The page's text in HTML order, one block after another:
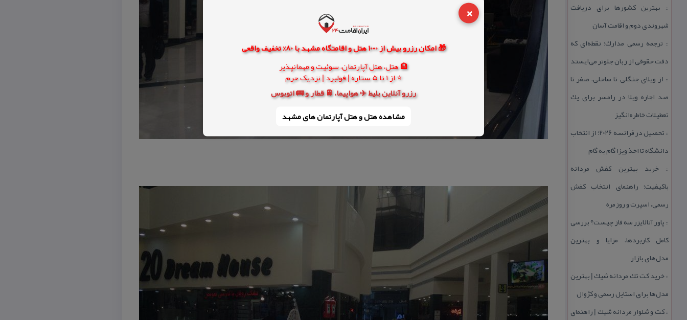
×
🎁 امکان رزرو بیش از 1000 هتل و اقامتگاه مشهد با 80% تخفیف واقعی
🏨 هتل، هتل آپارتمان، سوئیت و مهمانپذیر
⭐ از 1 تا 5 ستاره | فولبرد | نزدیک حرم
رزرو آنلاین بلیط ✈️ هواپیما، 🚆 قطار و 🚌 اتوبوس
مشاهده هتل و هتل‌ آپارتمان های مشهد
:: بهترین كشورها برای دریافت
شهروندی دوم و اقامت آسان
:: ترجمه رسمی مدارك؛ نقطه‌ای كه
دقت حقوقی از زبان جلوتر می‌ایستد
:: از ویلای جنگلی تا ساحلی، صفر تا
صد اجاره ویلا در رامسر برای یك
تعطیلات خاطره‌انگیز
::
تحصیل در فرانسه 2026؛ از انتخاب
دانشگاه تا اخذ ویزا گام به گام
::خرید بهترین كفش مردانه
باكیفیت؛ راهنمای انتخاب كفش
رسمی، اسپرت و روزمره
:: پاور آنالایزر سه فاز چیست؟ بررسی
كامل كاربردها، مزایا و بهترین
مدل‌های بازار
::خرید كت تك مردانه شیك | بهترین
مدل‌ها برای استایل رسمی و كژوال
::كت و شلوار مردانه شیك | راهنمای